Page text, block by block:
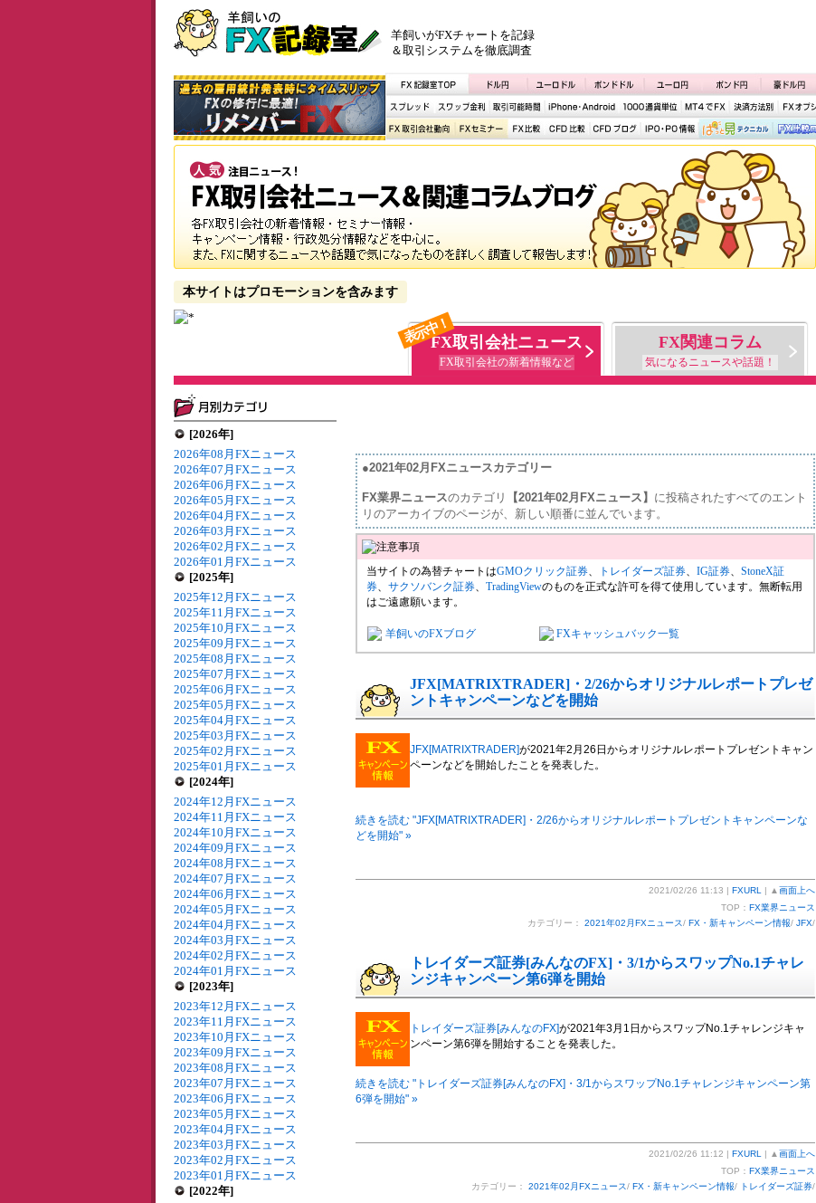
羊飼いがFXチャートを記録
＆取引システムを徹底調査
本サイトはプロモーションを含みます
表示中！FX取引会社ニュース
FX取引会社の新着情報など
FX関連コラム
気になるニュースや話題！
[2026年]
2026年08月FXニュース
2026年07月FXニュース
2026年06月FXニュース
2026年05月FXニュース
2026年04月FXニュース
2026年03月FXニュース
2026年02月FXニュース
2026年01月FXニュース
[2025年]
2025年12月FXニュース
2025年11月FXニュース
2025年10月FXニュース
2025年09月FXニュース
2025年08月FXニュース
2025年07月FXニュース
2025年06月FXニュース
2025年05月FXニュース
2025年04月FXニュース
2025年03月FXニュース
2025年02月FXニュース
2025年01月FXニュース
[2024年]
2024年12月FXニュース
2024年11月FXニュース
2024年10月FXニュース
2024年09月FXニュース
2024年08月FXニュース
2024年07月FXニュース
2024年06月FXニュース
2024年05月FXニュース
2024年04月FXニュース
2024年03月FXニュース
2024年02月FXニュース
2024年01月FXニュース
[2023年]
2023年12月FXニュース
2023年11月FXニュース
2023年10月FXニュース
2023年09月FXニュース
2023年08月FXニュース
2023年07月FXニュース
2023年06月FXニュース
2023年05月FXニュース
2023年04月FXニュース
2023年03月FXニュース
2023年02月FXニュース
2023年01月FXニュース
[2022年]
●2021年02月FXニュースカテゴリー
FX業界ニュースのカテゴリ 【2021年02月FXニュース】 に投稿されたすべてのエント
リのアーカイブのページが、新しい順番に並んでいます。
当サイトの為替チャートはGMOクリック証券、 トレイダーズ証券、 IG証券、 StoneX証
券、 サクソバンク証券、 TradingViewのものを正式な許可を得て使用しています。無断転用
はご遠慮願います。
羊飼いのFXブログ FXキャッシュバック一覧
JFX[MATRIXTRADER]・2/26からオリジナルレポートプレゼ
ントキャンペーンなどを開始
JFX[MATRIXTRADER]が2021年2月26日からオリジナルレポートプレゼントキャン
ペーンなどを開始したことを発表した。
続きを読む "JFX[MATRIXTRADER]・2/26からオリジナルレポートプレゼントキャンペーンな
どを開始" »
2021/02/26 11:13 | FXURL | ▲ 画面上へ
TOP： FX業界ニュース
カテゴリー： 2021年02月FXニュース/ FX・新キャンペーン情報/ JFX/
トレイダーズ証券[みんなのFX]・3/1からスワップNo.1チャレ
ンジキャンペーン第6弾を開始
トレイダーズ証券[みんなのFX]が2021年3月1日からスワップNo.1チャレンジキャ
ンペーン第6弾を開始することを発表した。
続きを読む "トレイダーズ証券[みんなのFX]・3/1からスワップNo.1チャレンジキャンペーン第
6弾を開始" »
2021/02/26 11:12 | FXURL | ▲ 画面上へ
TOP： FX業界ニュース
カテゴリー： 2021年02月FXニュース/ FX・新キャンペーン情報/ トレイダーズ証券/